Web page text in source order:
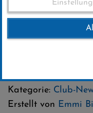
Österreich
Kategorie: Club-
Erstellt von Emmi